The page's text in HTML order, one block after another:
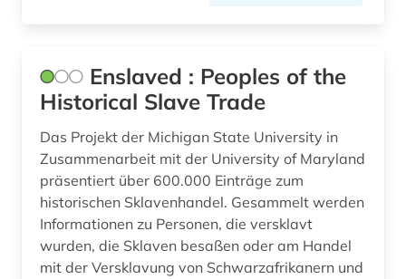
kulturerbe (2)
kulturgeschichte (2)
kulturwissenschaften (10)
kunst (1)
kunstmusik (1)
landeskunde (8)
Enslaved : Peoples of the
Historical Slave Trade
Das Projekt der Michigan State University in
Zusammenarbeit mit der University of Maryland
präsentiert über 600.000 Einträge zum
historischen Sklavenhandel. Gesammelt werden
Informationen zu Personen, die versklavt
wurden, die Sklaven besaßen oder am Handel
mit der Versklavung von Schwarzafrikanern und